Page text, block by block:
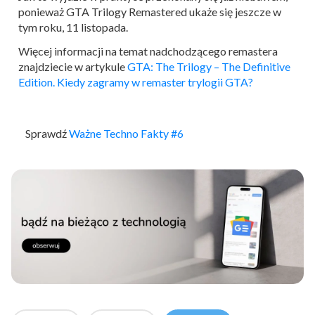
ponieważ GTA Trilogy Remastered ukaże się jeszcze w
tym roku, 11 listopada.
Więcej informacji na temat nadchodzącego remastera
znajdziecie w artykuleGTA: The Trilogy – The Definitive
Edition. Kiedy zagramy w remaster trylogii GTA?
SprawdźWażne Techno Fakty #6